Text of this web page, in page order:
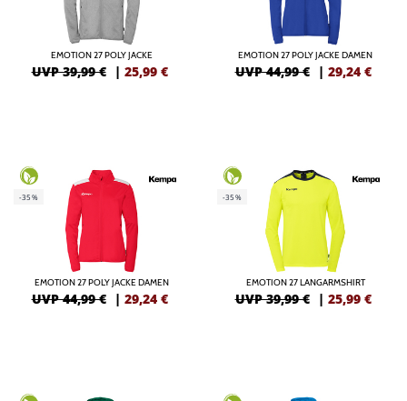
EMOTION 27 POLY JACKE
UVP 39,99 € | 25,99 €
EMOTION 27 POLY JACKE DAMEN
UVP 44,99 € | 29,24 €
-35%
EMOTION 27 POLY JACKE DAMEN
UVP 44,99 € | 29,24 €
-35%
EMOTION 27 LANGARMSHIRT
UVP 39,99 € | 25,99 €